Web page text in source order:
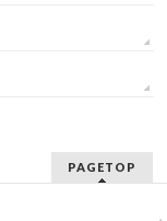
PAGETOP